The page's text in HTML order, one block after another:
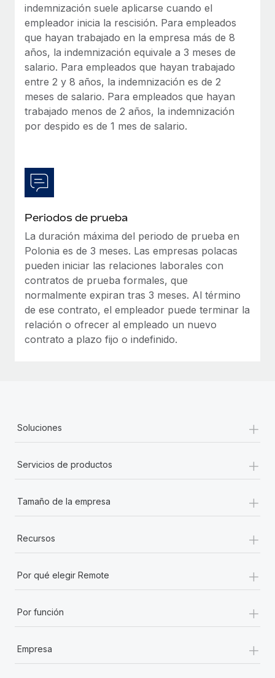
indemnización suele aplicarse cuando el
empleador inicia la rescisión. Para empleados
que hayan trabajado en la empresa más de 8
años, la indemnización equivale a 3 meses de
salario. Para empleados que hayan trabajado
entre 2 y 8 años, la indemnización es de 2
meses de salario. Para empleados que hayan
trabajado menos de 2 años, la indemnización
por despido es de 1 mes de salario.
Periodos de prueba
La duración máxima del periodo de prueba en
Polonia es de 3 meses. Las empresas polacas
pueden iniciar las relaciones laborales con
contratos de prueba formales, que
normalmente expiran tras 3 meses. Al término
de ese contrato, el empleador puede terminar la
relación o ofrecer al empleado un nuevo
contrato a plazo fijo o indefinido.
Soluciones +
Servicios de productos +
Tamaño de la empresa +
Recursos +
Por qué elegir Remote +
Por función +
Empresa
+